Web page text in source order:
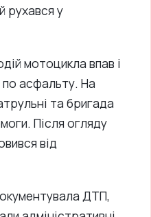
рухався у
мотоцикла впав і
по асфальту. На
та бригада
Після огляду
від
ДТП,